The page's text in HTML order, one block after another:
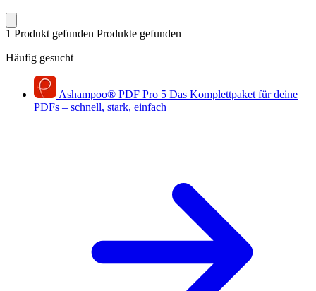
1 Produkt gefunden Produkte gefunden
Häufig gesucht
Ashampoo® PDF Pro 5 Das Komplettpaket für deine
PDFs – schnell, stark, einfach